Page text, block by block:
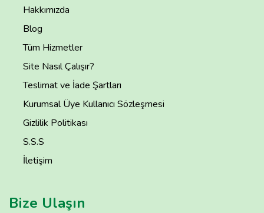
Hakkımızda
Blog
Tüm Hizmetler
Site Nasıl Çalışır?
Teslimat ve İade Şartları
Kurumsal Üye Kullanıcı Sözleşmesi
Gizlilik Politikası
S.S.S
İletişim
Bize Ulaşın